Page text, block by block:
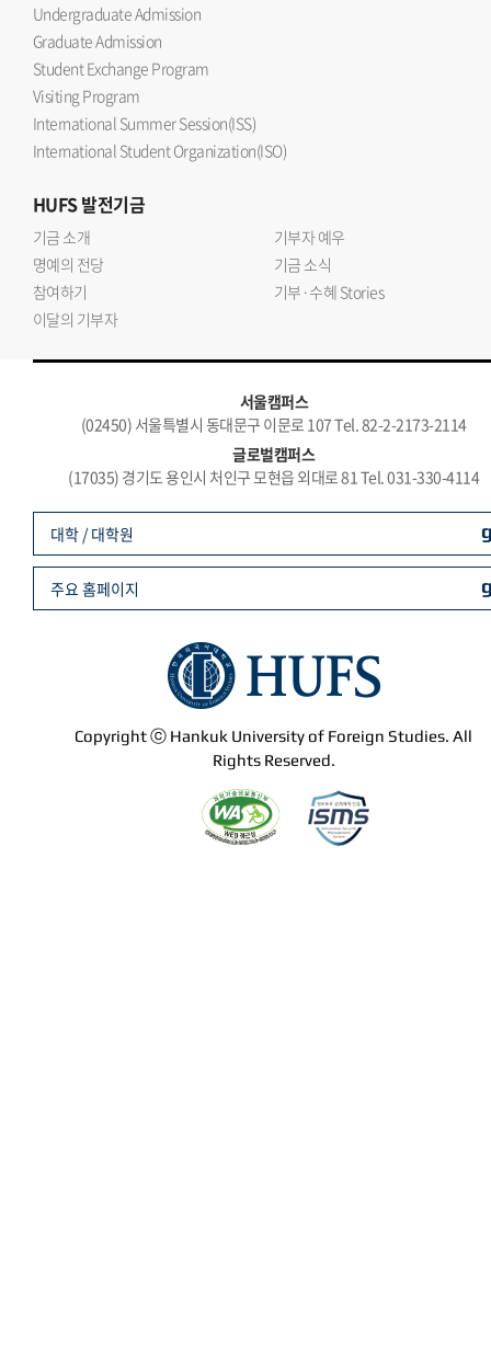
Undergraduate Admission
Graduate Admission
Student Exchange Program
Visiting Program
International Summer Session(ISS)
International Student Organization(ISO)
HUFS발전기금
기금 소개
기부자 예우
명예의 전당
기금 소식
참여하기
기부·수혜 Stories
이달의 기부자
서울캠퍼스
(02450) 서울특별시 동대문구 이문로 107 Tel. 82-2-2173-2114
글로벌캠퍼스
(17035) 경기도 용인시 처인구 모현읍 외대로 81 Tel. 031-330-4114
Copyright ⓒ Hankuk University of Foreign Studies. All
Rights Reserved.
대학 / 대학원
주요 홈페이지